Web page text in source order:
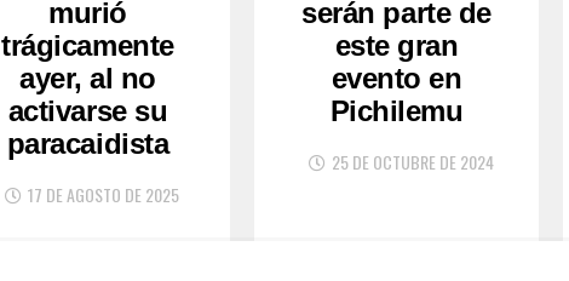
murió
trágicamente
ayer, al no
activarse su
paracaidista
17 DE AGOSTO DE 2025
serán parte de
este gran
evento en
Pichilemu
25 DE OCTUBRE DE 2024